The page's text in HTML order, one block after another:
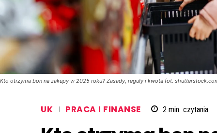
Kto otrzyma bon na zakupy w 2025 roku? Zasady, reguły i kwota fot.
UK PRACA I FINANSE 2 min. czytania